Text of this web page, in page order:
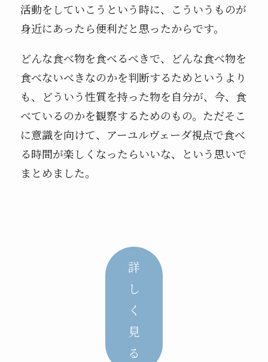
活動をしていこうという時に、こういうものが
身近にあったら便利だと思ったからです。
どんな食べ物を食べるべきで、どんな食べ物を
食べないべきなのかを判断するためというより
も、どういう性質を持った物を自分が、今、食
べているのかを観察するためのもの。ただそこ
に意識を向けて、アーユルヴェーダ視点で食べ
る時間が楽しくなったらいいな、という思いで
まとめました。
詳
し
く
見
る